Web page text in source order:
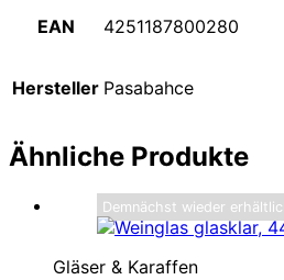
EAN 4251187800280
Hersteller Pasabahce
Ähnliche Produkte
Demnächst wieder
Gläser & Karaffen